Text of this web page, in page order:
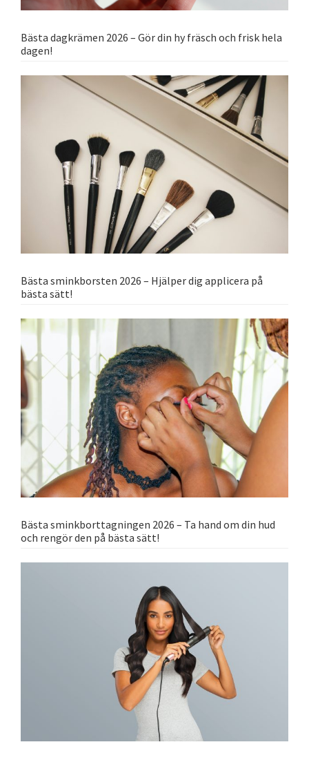
Bästa dagkrämen 2026 – Gör din hy fräsch och frisk hela
dagen!
Bästa sminkborsten 2026 – Hjälper dig applicera på
bästa sätt!
Bästa sminkborttagningen 2026 – Ta hand om din hud
och rengör den på bästa sätt!